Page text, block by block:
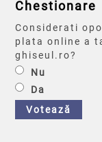
Chestionare
Considerati
plata online a
ghiseul.ro?
Nu
Da
Votează